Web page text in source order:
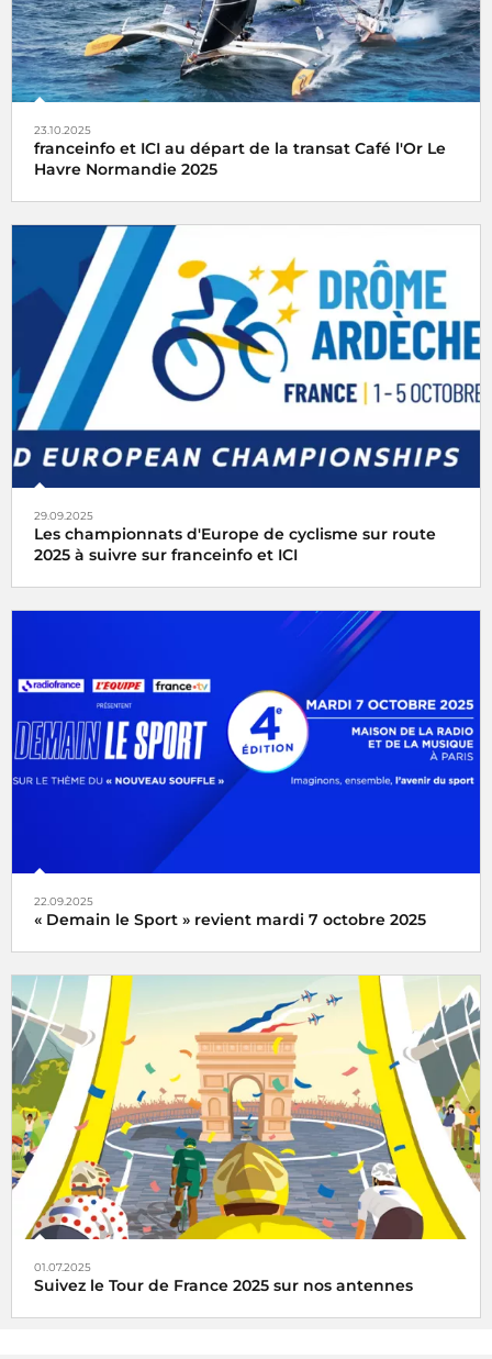
23.10.2025
franceinfo et ICI au départ de la transat Café l'Or Le
Havre Normandie 2025
Franceinfo et ICI, partenaires média de la transat Café l'Or
Le Havre Normandie, vous embarquent pour un départ
dimanche 26 octobre 2025 en direct
29.09.2025
Les championnats d'Europe de cyclisme sur route
2025 à suivre sur franceinfo et ICI
Avec franceinfo et ICI vivez en direct les Championnats
d'Europe de cyclisme sur route du 1er au 5 octobre 2025
22.09.2025
« Demain le Sport » revient mardi 7 octobre 2025
« Demain le Sport » vous donne rendez-vous mardi 7
octobre 2025 à la Maison de la Radio et de la Musique
01.07.2025
Suivez le Tour de France 2025 sur nos antennes